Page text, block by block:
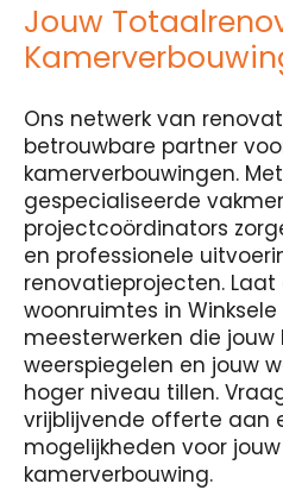
Jouw
Ons netwerk van
betrouwbare partner
kamerverbouwingen.
gespecialiseerde
projectcoördinators
en professionele
renovatieprojecten. Laat
woonruimtes in
meesterwerken die jouw
weerspiegelen en jouw
hoger niveau tillen.
vrijblijvende offerte aan
mogelijkheden voor
kamerverbouwing.